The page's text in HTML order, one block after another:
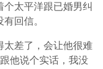
太平洋跟已婚男纠
回信。
太差了，会让他很难
他说个实话，我没